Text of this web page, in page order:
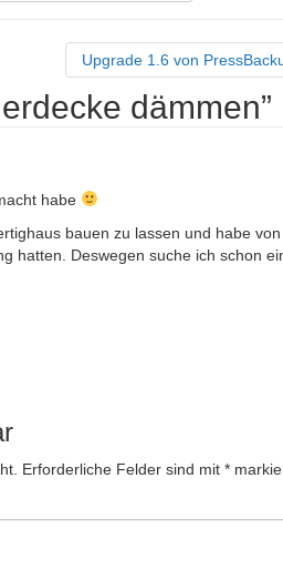
Upgrade 1.6 von
dämmen”
habe
bauen zu lassen und habe
hatten. Deswegen suche ich schon
Erforderliche Felder sind mit *